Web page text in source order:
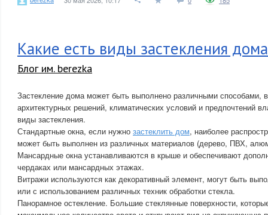
Какие есть виды застекления дома
Блог им. berezka
Застекление дома может быть выполнено различными способами,
архитектурных решений, климатических условий и предпочтений
виды застекления.
Стандартные окна, если нужно застеклить дом, наиболее
может быть выполнен из различных материалов (дерево, ПВХ,
Мансардные окна устанавливаются в крыше и обеспечивают
чердаках или мансардных этажах.
Витражи используются как декоративный элемент, могут быть
или с использованием различных техник обработки стекла.
Панорамное остекление. Большие стеклянные поверхности,